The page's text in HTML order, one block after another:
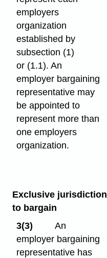
employers
organization
established by
subsection (1)
or (1.1). An
employer bargaining
representative may
be appointed to
represent more than
one employers
organization.
Exclusive jurisdiction
to bargain
3(3)
An
employer bargaining
representative has